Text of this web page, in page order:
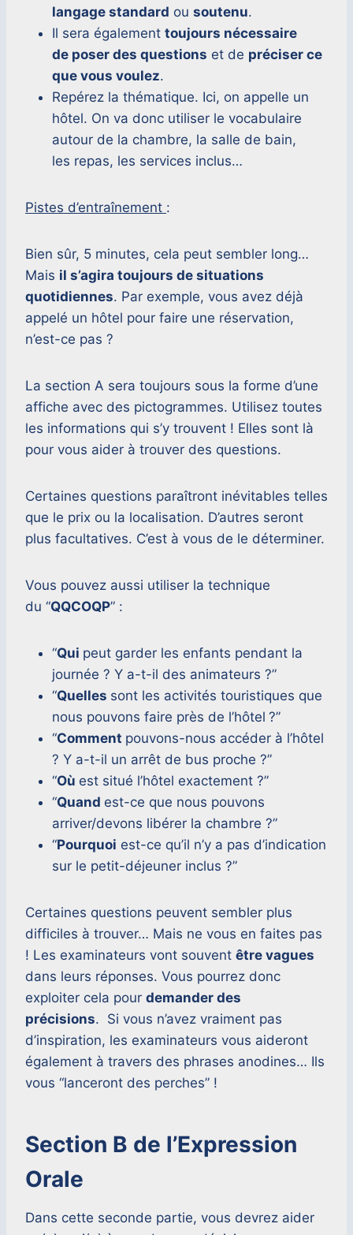
langage standard ou soutenu.
Il sera également toujours nécessaire
de poser des questions et de préciser ce
que vous voulez.
Repérez la thématique. Ici, on appelle un
hôtel. On va donc utiliser le vocabulaire
autour de la chambre, la salle de bain,
les repas, les services inclus…
Pistes d’entraînement :
Bien sûr, 5 minutes, cela peut sembler long…
Mais il s’agira toujours de situations
quotidiennes. Par exemple, vous avez déjà
appelé un hôtel pour faire une réservation,
n’est-ce pas ?
La section A sera toujours sous la forme d’une
affiche avec des pictogrammes. Utilisez toutes
les informations qui s’y trouvent ! Elles sont là
pour vous aider à trouver des questions.
Certaines questions paraîtront inévitables telles
que le prix ou la localisation. D’autres seront
plus facultatives. C’est à vous de le déterminer.
Vous pouvez aussi utiliser la technique
du “QQCOQP” :
“Qui peut garder les enfants pendant la
journée ? Y a-t-il des animateurs ?”
“Quelles sont les activités touristiques que
nous pouvons faire près de l’hôtel ?”
“Comment pouvons-nous accéder à l’hôtel
? Y a-t-il un arrêt de bus proche ?”
“Où est situé l’hôtel exactement ?”
“Quand est-ce que nous pouvons
arriver/devons libérer la chambre ?”
“Pourquoi est-ce qu’il n’y a pas d’indication
sur le petit-déjeuner inclus ?”
Certaines questions peuvent sembler plus
difficiles à trouver… Mais ne vous en faites pas
! Les examinateurs vont souvent être vagues
dans leurs réponses. Vous pourrez donc
exploiter cela pour demander des
précisions. Si vous n’avez vraiment pas
d’inspiration, les examinateurs vous aideront
également à travers des phrases anodines… Ils
vous “lanceront des perches” !
Section B de l’Expression
Orale
Dans cette seconde partie, vous devrez aider